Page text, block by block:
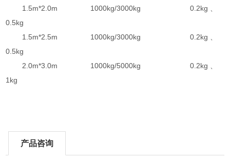
1.5m*2.0m 1000kg/3000kg 0.2kg 、
0.5kg
1.5m*2.5m 1000kg/3000kg 0.2kg 、
0.5kg
2.0m*3.0m 1000kg/5000kg 0.2kg 、
1kg
产品咨询